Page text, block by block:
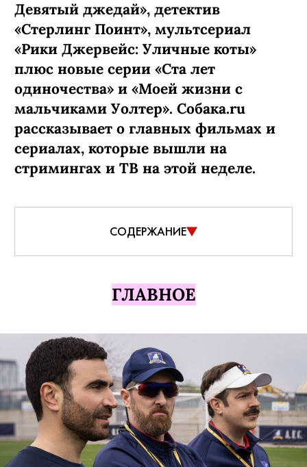
Девятый джедай», детектив
«Стерлинг Поинт», мультсериал
«Рики Джервейс: Уличные коты»
плюс новые серии «Ста лет
одиночества» и «Моей жизни с
мальчиками Уолтер». Собака.ru
рассказывает о главных фильмах и
сериалах, которые вышли на
стримингах и ТВ на этой неделе.
СОДЕРЖАНИЕ
ГЛАВНОЕ